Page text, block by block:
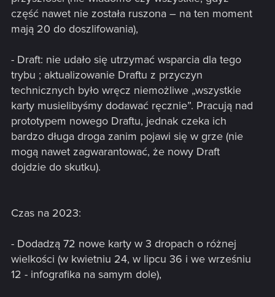
część nawet nie została ruszona – na ten moment
mają 20 do doszlifowania),
- Draft: nie udało się utrzymać wsparcia dla tego
trybu ; aktualizowanie Draftu z przyczyn
technicznych było wręcz niemożliwe „wszystkie
karty musielibyśmy dodawać ręcznie”. Pracują nad
prototypem nowego Draftu, jednak czeka ich
bardzo długa droga zanim pojawi się w grze (nie
mogą nawet zagwarantować, że nowy Draft
dojdzie do skutku).
Czas na 2023:
- Dodadzą 72 nowe karty w 3 dropach o różnej
wielkości (w kwietniu 24, w lipcu 36 i we wrześniu
12 - infografika na samym dole),